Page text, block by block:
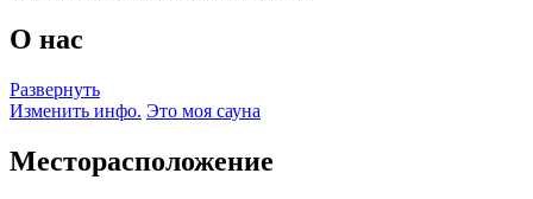
О нас
Развернуть
Изменить инфо. Это моя сауна
Месторасположение